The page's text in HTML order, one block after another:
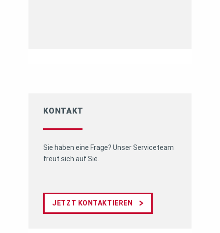
KONTAKT
Sie haben eine Frage? Unser Serviceteam
freut sich auf Sie.
JETZT KONTAKTIEREN